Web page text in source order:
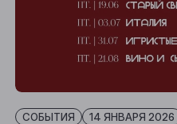
СОБЫТИЯ 14 ЯНВАРЯ 2026